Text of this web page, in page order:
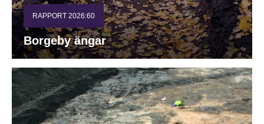
RAPPORT 2026:60
Borgeby ängar